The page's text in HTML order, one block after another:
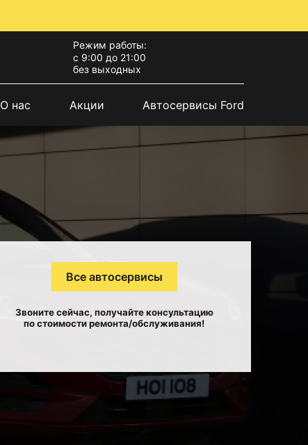
Режим работы:
с 9:00 до 21:00
без выходных
О нас Акции Автосервисы Ford
Все автосервисы
Звоните сейчас, получайте консультацию
по стоимости ремонта/обслуживания!